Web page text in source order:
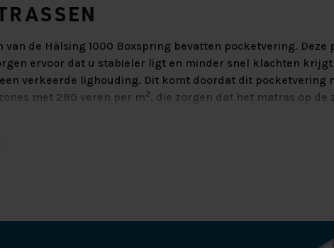
van de Hälsing 1000 Boxspring bevatten pocketvering. Deze
ervoor dat u stabieler ligt en minder snel klachten
verkeerde lighouding. Dit komt doordat dit pocketvering
met 280 veren per m2 , die zorgen dat het matras op de
zijn afgedekt met een SG-35 koudschuim waardoor zij
biedt u een extra laagje comfort, waardoor u nóg lekkerder
topmatras, of topper, is gemaakt van koudschuim en heeft